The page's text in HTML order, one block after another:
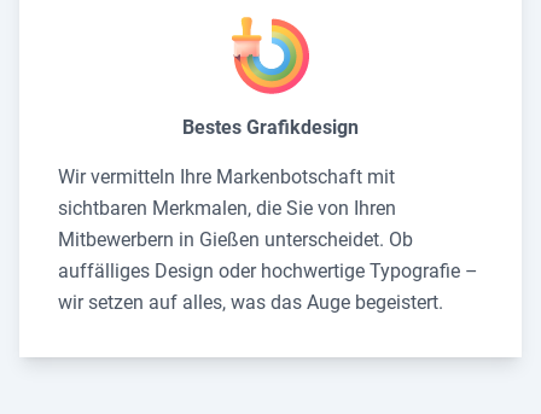
Bestes Grafikdesign
Wir vermitteln Ihre Markenbotschaft mit
sichtbaren Merkmalen, die Sie von Ihren
Mitbewerbern in Gießen unterscheidet. Ob
auffälliges Design oder hochwertige Typografie –
wir setzen auf alles, was das Auge begeistert.